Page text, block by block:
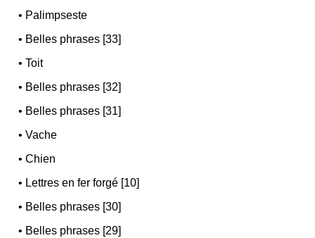
• Palimpseste
• Belles phrases [33]
•Toit
• Belles phrases [32]
• Belles phrases [31]
•Vache
•Chien
• Lettres en fer forgé [10]
• Belles phrases [30]
• Belles phrases [29]